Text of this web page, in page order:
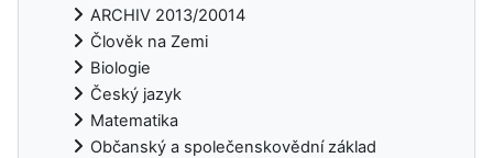
ARCHIV 2013/20014
Člověk na Zemi
Biologie
Český jazyk
Matematika
Občanský a společenskovědní základ